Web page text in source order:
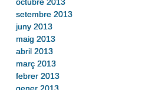
setembre 2013
juny 2013
maig 2013
abril 2013
març 2013
febrer 2013